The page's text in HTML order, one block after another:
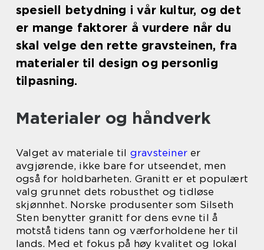
spesiell betydning i vår kultur, og det
er mange faktorer å vurdere når du
skal velge den rette gravsteinen, fra
materialer til design og personlig
tilpasning.
Materialer og håndverk
Valget av materiale til gravsteiner er
avgjørende, ikke bare for utseendet, men
også for holdbarheten. Granitt er et populært
valg grunnet dets robusthet og tidløse
skjønnhet. Norske produsenter som Silseth
Sten benytter granitt for dens evne til å
motstå tidens tann og værforholdene her til
lands. Med et fokus på høy kvalitet og lokal